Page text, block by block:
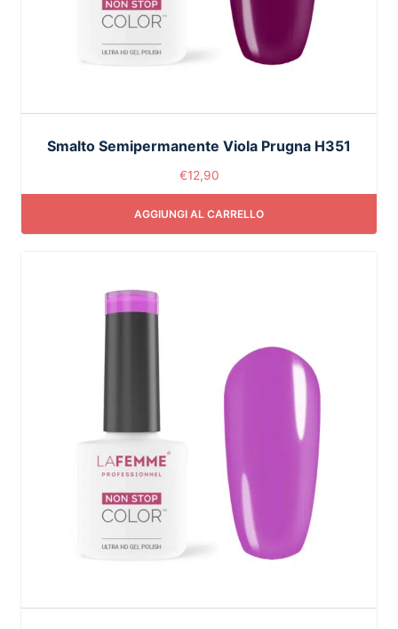
Smalto Semipermanente Viola Prugna H351
€12,90
AGGIUNGI AL CARRELLO